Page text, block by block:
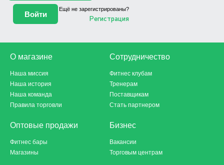
Ещё не зарегистрированы?
Регистрация
О магазине
Наша миссия
Наша история
Наша команда
Правила торговли
Сотрудничество
Фитнес клубам
Тренерам
Поставщикам
Стать партнером
Оптовые продажи
Фитнес бары
Магазины
Бизнес
Вакансии
Торговым центрам